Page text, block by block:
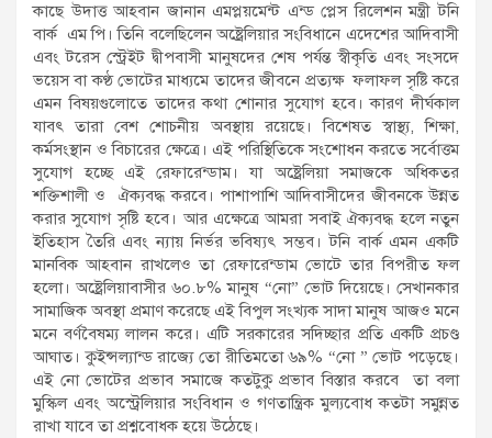
কাছে উদাত্ত আহবান জানান এমপ্লয়মেন্ট এন্ড প্লেস রিলেশন মন্ত্রী টনি
বার্ক এম পি। তিনি বলেছিলেন অষ্ট্রেলিয়ার সংবিধানে এদেশের আদিবাসী
এবং টরেস স্ট্রেইট দ্বীপবাসী মানুষদের শেষ পর্যন্ত স্বীকৃতি এবং সংসদে
ভয়েস বা কণ্ঠ ভোটের মাধ্যমে তাদের জীবনে প্রত্যক্ষ ফলাফল সৃষ্টি করে
এমন বিষয়গুলোতে তাদের কথা শোনার সুযোগ হবে। কারণ দীর্ঘকাল
যাবৎ তারা বেশ শোচনীয় অবস্থায় রয়েছে। বিশেষত স্বাস্থ্য, শিক্ষা,
কর্মসংস্থান ও বিচারের ক্ষেত্রে। এই পরিস্থিতিকে সংশোধন করতে সর্বোত্তম
সুযোগ হচ্ছে এই রেফারেন্ডাম। যা অষ্ট্রেলিয়া সমাজকে অধিকতর
শক্তিশালী ও ঐক্যবদ্ধ করবে। পাশাপাশি আদিবাসীদের জীবনকে উন্নত
করার সুযোগ সৃষ্টি হবে। আর এক্ষেত্রে আমরা সবাই ঐক্যবদ্ধ হলে নতুন
ইতিহাস তৈরি এবং ন্যায় নির্ভর ভবিষ্যৎ সম্ভব। টনি বার্ক এমন একটি
মানবিক আহবান রাখলেও তা রেফারেন্ডাম ভোটে তার বিপরীত ফল
হলো। অষ্ট্রেলিয়াবাসীর ৬০.৮% মানুষ “নো” ভোট দিয়েছে। সেখানকার
সামাজিক অবস্থা প্রমাণ করেছে এই বিপুল সংখ্যক সাদা মানুষ আজও মনে
মনে বর্ণবৈষম্য লালন করে। এটি সরকারের সদিচ্ছার প্রতি একটি প্রচণ্ড
আঘাত। কুইন্সল্যান্ড রাজ্যে তো রীতিমতো ৬৯% “নো ” ভোট পড়েছে।
এই নো ভোটের প্রভাব সমাজে কতটুকু প্রভাব বিস্তার করবে তা বলা
মুস্কিল এবং অস্ট্রেলিয়ার সংবিধান ও গণতান্ত্রিক মুল্যবোধ কতটা সমুন্নত
রাখা যাবে তা প্রশ্নবোধক হয়ে উঠেছে।